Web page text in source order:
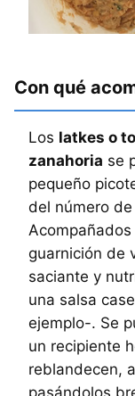
Con qué
Los latkes o
zanahoria se
pequeño
del número
guarnición de
saciante y
una salsa
ejemplo-. Se
un recipiente
reblandecen,